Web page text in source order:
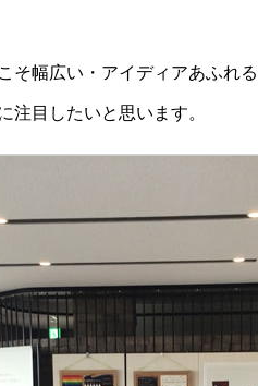
幅広い・アイディアあふれ
目したいと思います。